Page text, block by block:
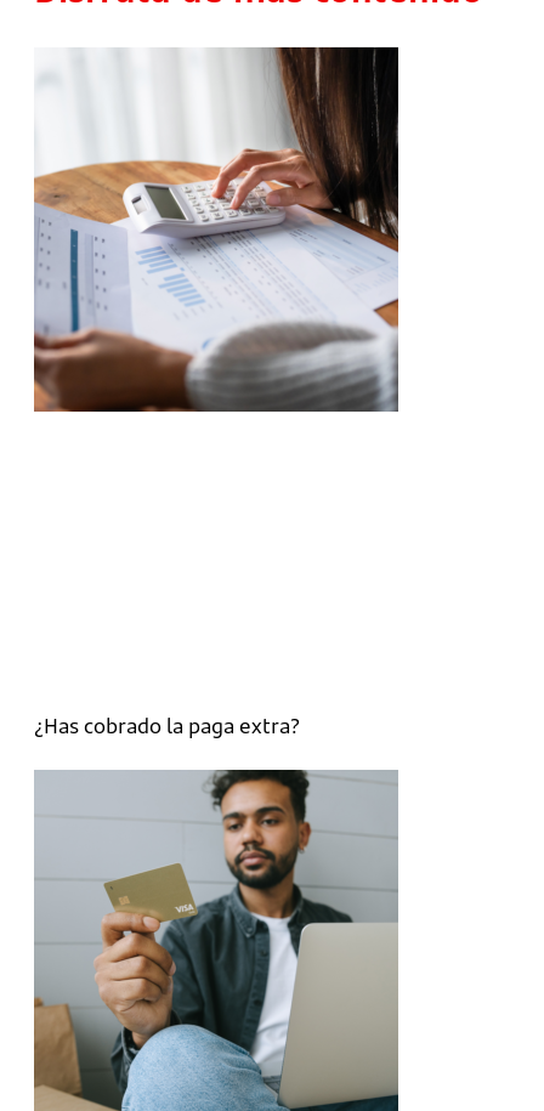
¿Has cobrado la paga extra?